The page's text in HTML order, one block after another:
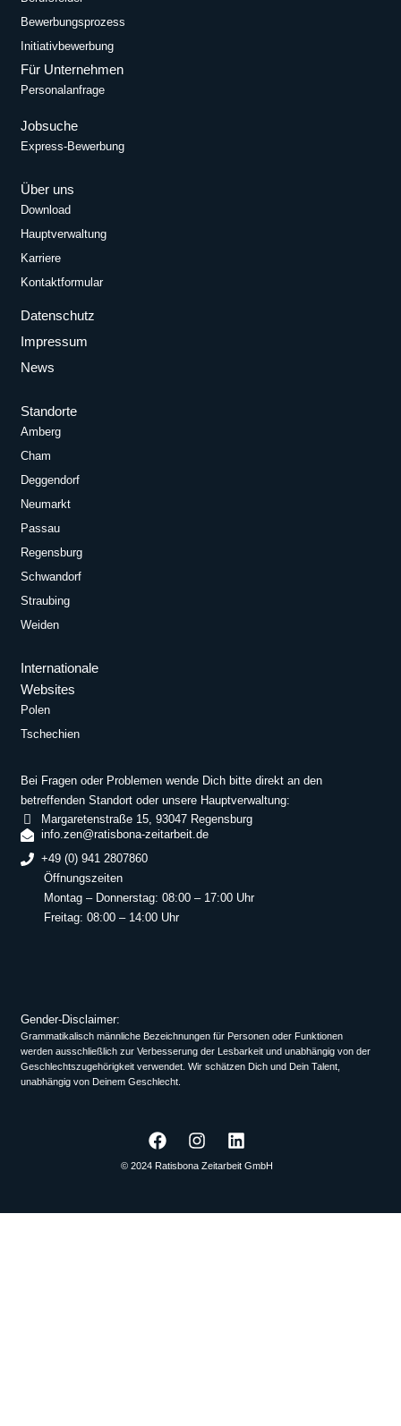
Bewerbungsprozess
Initiativbewerbung
Für Unternehmen
Personalanfrage
Jobsuche
Express-Bewerbung
Über uns
Download
Hauptverwaltung
Karriere
Kontaktformular
Datenschutz
Impressum
News
Standorte
Amberg
Cham
Deggendorf
Neumarkt
Passau
Regensburg
Schwandorf
Straubing
Weiden
Internationale
Websites
Polen
Tschechien
Bei Fragen oder Problemen wende Dich bitte direkt an den
betreffenden Standort oder unsere Hauptverwaltung:
Margaretenstraße 15, 93047 Regensburg
info.zen@ratisbona-zeitarbeit.de
+49 (0) 941 2807860
Öffnungszeiten
Montag – Donnerstag: 08:00 – 17:00 Uhr
Freitag: 08:00 – 14:00 Uhr
Gender-Disclaimer:
Grammatikalisch männliche Bezeichnungen für Personen oder Funktionen
werden ausschließlich zur Verbesserung der Lesbarkeit und unabhängig von der
Geschlechtszugehörigkeit verwendet. Wir schätzen Dich und Dein Talent,
unabhängig von Deinem Geschlecht.
© 2024 Ratisbona Zeitarbeit GmbH